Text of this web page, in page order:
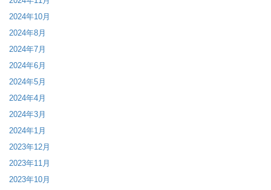
2024年10月
2024年8月
2024年7月
2024年6月
2024年5月
2024年4月
2024年3月
2024年1月
2023年12月
2023年11月
2023年10月